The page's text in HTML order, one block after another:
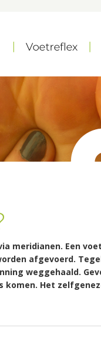
meridianen. Een
afgevoerd.
weggehaald.
Het